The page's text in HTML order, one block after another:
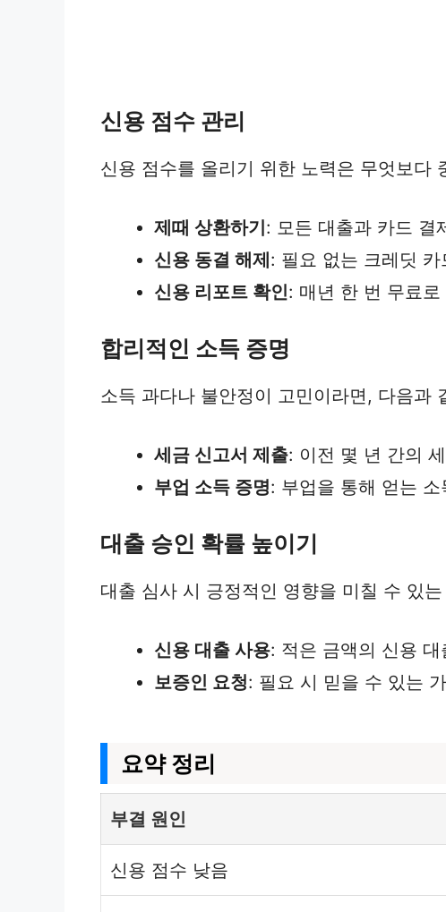
신용 점수 관리
신용 점수를 올리기 위한 노력은 무엇보다
제때 상환하기: 모든 대출과 카드 결
신용 동결 해제: 필요 없는 크레딧
신용 리포트 확인: 매년 한 번 무료
합리적인 소득 증명
소득 과다나 불안정이 고민이라면, 다음과
세금 신고서 제출: 이전 몇 년 간의
부업 소득 증명: 부업을 통해 얻는
대출 승인 확률 높이기
대출 심사 시 긍정적인 영향을 미칠 수 있
신용 대출 사용: 적은 금액의 신용
보증인 요청: 필요 시 믿을 수 있는
요약 정리
부결 원인
신용 점수 낮음